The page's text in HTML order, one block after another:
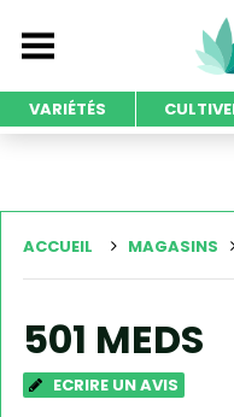
VARIÉTÉS
ACCUEIL MAGASINS
501 MEDS
ECRIRE UN AVIS